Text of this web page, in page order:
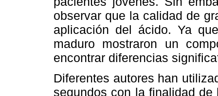
observar que la calidad de
aplicación del ácido. Ya
maduro mostraron un
encontrar diferencias
Diferentes autores han
segundos con la finalidad